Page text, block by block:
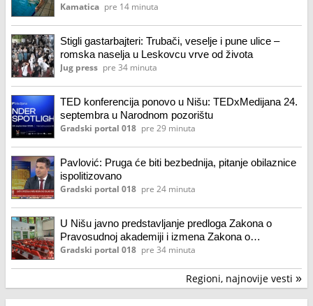
Kamatica pre 14 minuta
Stigli gastarbajteri: Trubači, veselje i pune ulice –
romska naselja u Leskovcu vrve od života
Jug press pre 34 minuta
TED konferencija ponovo u Nišu: TEDxMedijana 24.
septembra u Narodnom pozorištu
Gradski portal 018 pre 29 minuta
Pavlović: Pruga će biti bezbednija, pitanje obilaznice
ispolitizovano
Gradski portal 018 pre 24 minuta
U Nišu javno predstavljanje predloga Zakona o
Pravosudnoj akademiji i izmena Zakona o
sprečavanju korupcije
Gradski portal 018 pre 34 minuta
Regioni, najnovije vesti »